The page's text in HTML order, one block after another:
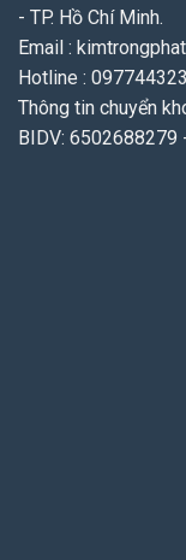
- TP. Hồ Chí Minh.
Email :
Hotline :
Thông tin chuyển
BIDV: 6502688279